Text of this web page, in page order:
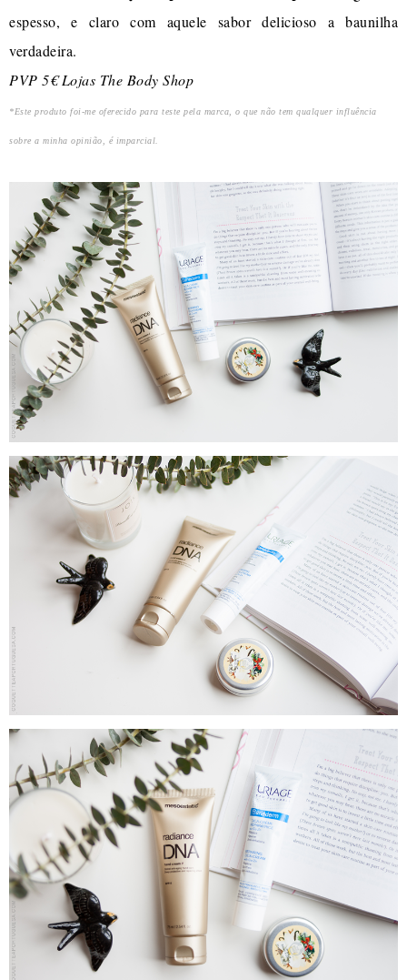
espesso, e claro com aquele sabor delicioso a baunilha
verdadeira.
PVP 5€ Lojas The Body Shop
*Este produto foi-me oferecido para teste pela marca, o que não tem qualquer influência
sobre a minha opinião, é imparcial.